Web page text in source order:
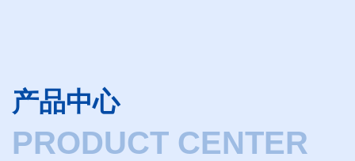
产品中心
PRODUCT CENTER